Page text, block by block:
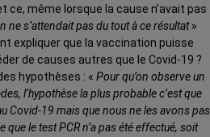
ce, même lorsque la cause n’avait pas
ne s’attendait pas du tout à ce résultat»
expliquer que la vaccination puisse
de causes autres que le Covid-19 ?
hypothèses : « Pour qu’on observe un
l’hypothèse la plus probable c’est que
Covid-19 mais que nous ne les avons pas
le test PCR n’a pas été effectué, soit